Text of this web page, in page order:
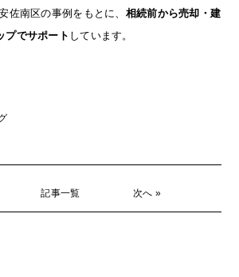
佐南区の事例をもとに、 相続前から売却・建
プでサポート しています。
記事一覧 次へ »